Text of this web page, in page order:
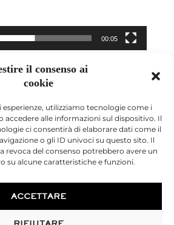
il consenso ai
cookie
utilizziamo tecnologie come i
accedere alle informazioni sul dispositivo. Il
ci consentirà di elaborare dati come il
o gli ID univoci su questo sito. Il
revoca del consenso potrebbero avere un
su alcune caratteristiche e funzioni.
ACCETTARE
RIFIUTARE
00:05
Chirurgo Estetico
Avviso legale